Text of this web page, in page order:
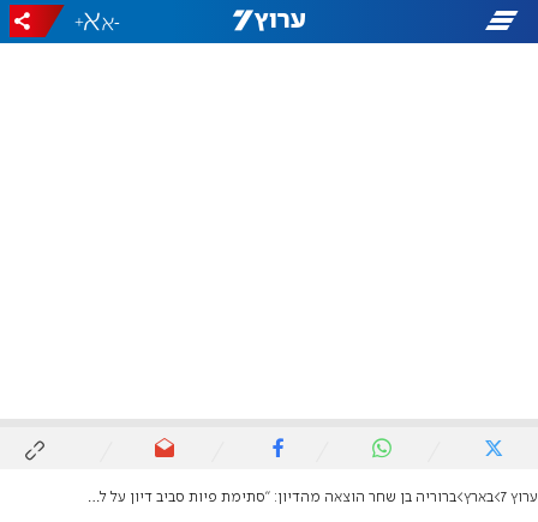
-
+
ערוץ 7 בארץ ברוריה בן שחר הוצאה מהדיון: "סתימת פיות סביב דיון על להט"ב בקמפוסים"